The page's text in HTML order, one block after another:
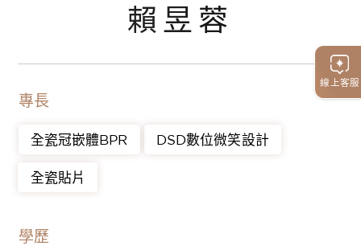
線上客服
賴昱蓉
專長
全瓷冠嵌體BPR DSD數位微笑設計
全瓷貼片
學歷